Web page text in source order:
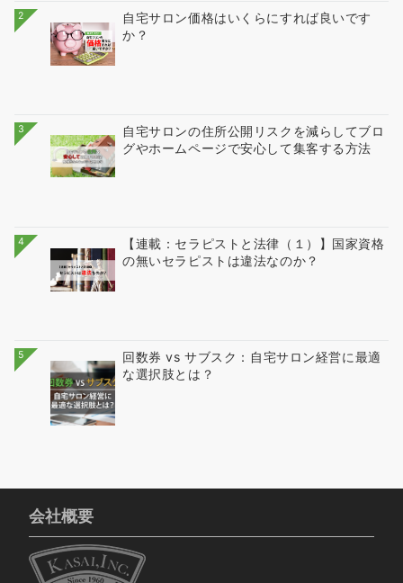
2
自宅サロン価格はいくらにすれば良いです
か？
3
自宅サロンの住所公開リスクを減らしてブロ
グやホームページで安心して集客する方法
4
【連載：セラピストと法律（１）】国家資格
の無いセラピストは違法なのか？
5
回数券 vs サブスク：自宅サロン経営に最適
な選択肢とは？
会社概要